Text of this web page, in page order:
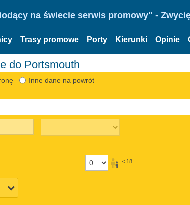
na świecie serwis promowy" -
Trasy promowe Porty Kierunki Opinie
do Portsmouth
Inne dane na powrót
< 18